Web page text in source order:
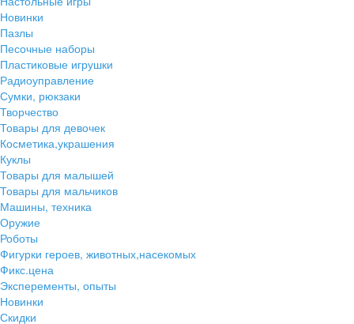
Новинки
Пазлы
Песочные наборы
Пластиковые игрушки
Радиоуправление
Сумки, рюкзаки
Творчество
Товары для девочек
Косметика,украшения
Куклы
Товары для малышей
Товары для мальчиков
Машины, техника
Оружие
Роботы
Фигурки героев, животных,насекомых
Фикс.цена
Эксперементы, опыты
Новинки
Скидки